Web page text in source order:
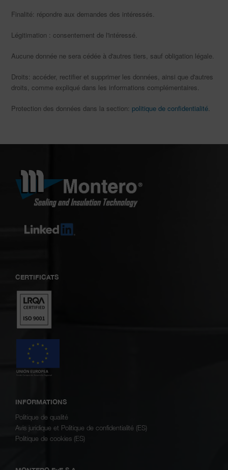
Finalité: répondre aux demandes des intéressés.
Légitimation : consentement de l'intéressé.
Aucune donnée ne sera cédée à d'autres tiers, sauf obligation légale.
Droits: accéder, rectifier et supprimer les données, ainsi que d'autres
droits, comme expliqué dans les informations complémentaires.
Protection des données dans la section: politique de confidentialité.
CERTIFICATS
INFORMATIONS
Politique de qualité
Avis juridique et Politique de confidentialité (ES)
Politique de cookies (ES)